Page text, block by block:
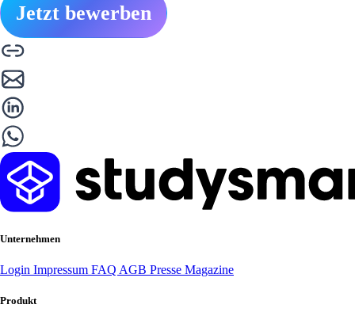
Jetzt bewerben
Unternehmen
Login Impressum FAQ AGB Presse Magazine
Produkt